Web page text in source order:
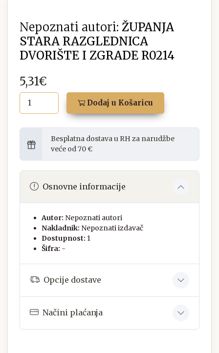
Nepoznati autori: ŽUPANJA
STARA RAZGLEDNICA
DVORIŠTE I ZGRADE R0214
5,31€
Dodaj u Košaricu
Besplatna dostava u RH za narudžbe
veće od 70 €
Osnovne informacije
Autor: Nepoznati autori
Nakladnik: Nepoznati izdavač
Dostupnost: 1
Šifra: -
Opcije dostave
Načini plaćanja